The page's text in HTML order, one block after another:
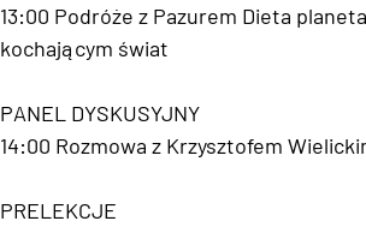
13:00 Podróże z Pazurem Dieta
kochającym świat
PANEL DYSKUSYJNY
14:00 Rozmowa z Krzysztofem
PRELEKCJE